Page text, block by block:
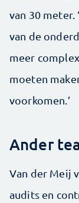
van 30 meter.
van de
meer
moeten
voorkomen.’
Ander
Van der Meij
audits en